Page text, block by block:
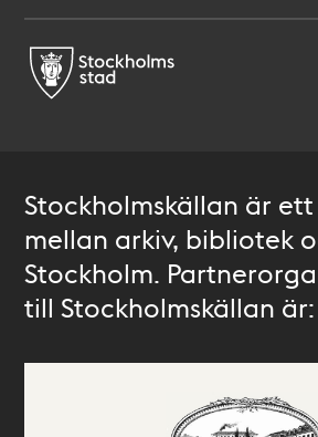
Stockholmskällan är
mellan arkiv, bibliotek
Stockholm.
till Stockholmskällan är: